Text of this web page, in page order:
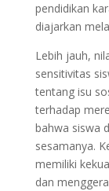
pendidikan
diajarkan
Lebih jauh,
sensitivitas
tentang isu
terhadap
bahwa siswa
sesamanya.
memiliki
dan